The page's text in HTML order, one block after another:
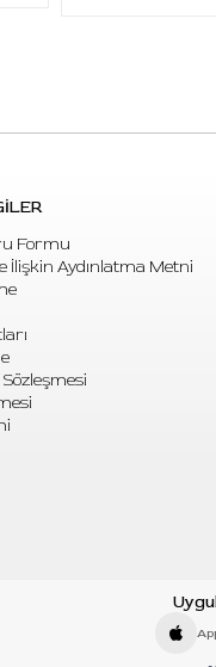
Formu
İlişkin Aydınlatma Metni